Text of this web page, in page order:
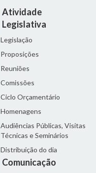
Atividade
Legislativa
Legislação
Proposições
Reuniões
Comissões
Ciclo Orçamentário
Homenagens
Audiências Públicas, Visitas
Técnicas e Seminários
Distribuição do dia
Comunicação